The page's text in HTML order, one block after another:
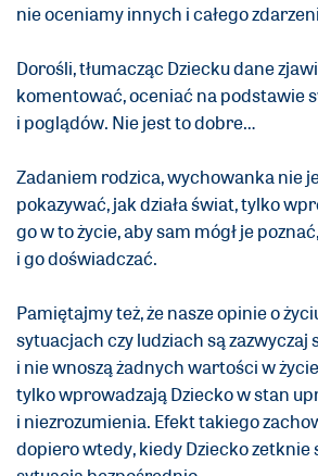
nie oceniamy innych i całego
Dorośli, tłumacząc Dziecku dane
komentować, oceniać na podstawie
i poglądów. Nie jest to dobre…
Zadaniem rodzica, wychowanka nie
pokazywać, jak działa świat, tylko
go w to życie, aby sam mógł je
i go doświadczać.
Pamiętajmy też, że nasze opinie o
sytuacjach czy ludziach są
i nie wnoszą żadnych wartości w
tylko wprowadzają Dziecko w stan
i niezrozumienia. Efekt takiego
dopiero wtedy, kiedy Dziecko zetknie